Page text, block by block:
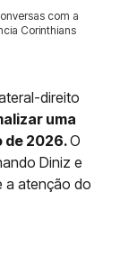
com a
Corinthians
direito
uma
de 2026.O
Diniz e
a atenção do